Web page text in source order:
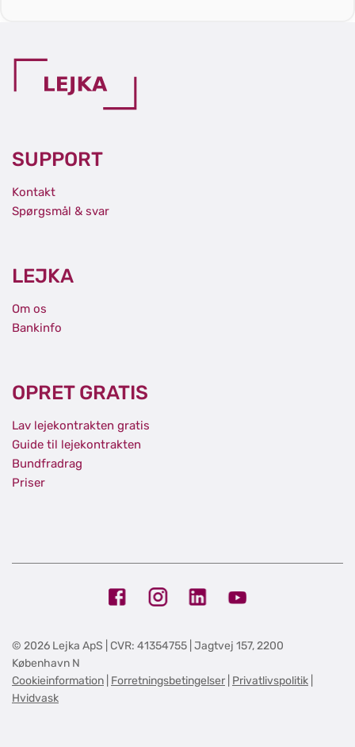
SUPPORT
Kontakt
Spørgsmål & svar
LEJKA
Om os
Bankinfo
OPRET GRATIS
Lav lejekontrakten gratis
Guide til lejekontrakten
Bundfradrag
Priser
© 2026 Lejka ApS CVR: 41354755 Jagtvej 157,2200
København N
Cookieinformation Forretningsbetingelser Privatlivspolitik
Hvidvask